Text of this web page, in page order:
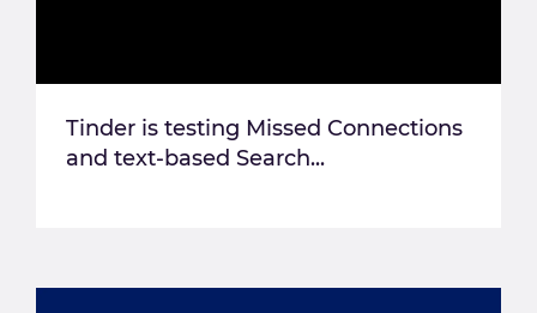
Tinder is testing Missed Connections
and text-based Search...